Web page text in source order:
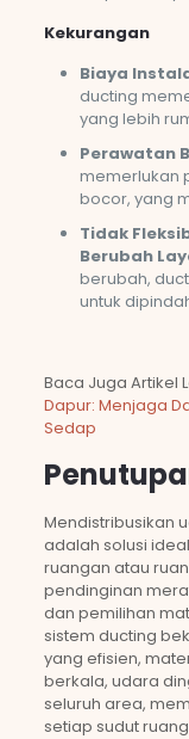
Kekurangan
Biaya
ducting
yang lebih
Perawatan
memerlukan
bocor, yang
Tidak
Berubah
berubah,
untuk
Baca Juga Artikel
Dapur: Menjaga
Sedap
Mendistribusikan
adalah solusi
ruangan atau
pendinginan
dan pemilihan
sistem ducting
yang efisien,
berkala, udara
seluruh area,
setiap sudut